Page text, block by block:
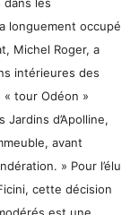
longuement occupé
Michel Roger, a
intérieures des
« tour Odéon »
d’Apolline,
avant
» Pour l’élu
cette décision